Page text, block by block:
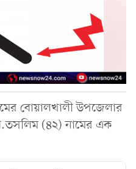
বোয়ালখালী উপজেলার
(৪২) নামের এক